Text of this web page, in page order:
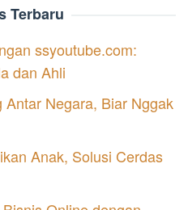
Terbaru
ssyoutube.com:
dan Ahli
Negara, Biar Nggak
Anak, Solusi Cerdas